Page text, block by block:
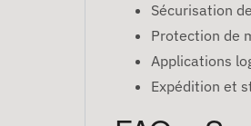
Sécurisation
Protection de
Applications
Expédition et